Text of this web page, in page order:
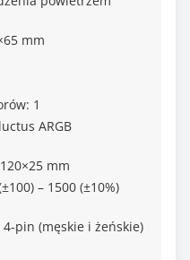
mm
1
ARGB
mm
– 1500 (±10%)
pin (męskie i żeńskie)